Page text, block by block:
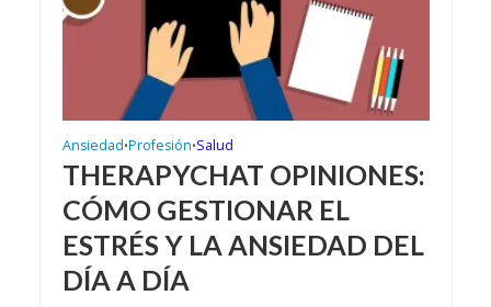
Ansiedad•Profesión•Salud
THERAPYCHAT OPINIONES:
CÓMO GESTIONAR EL
ESTRÉS Y LA ANSIEDAD DEL
DÍA A DÍA